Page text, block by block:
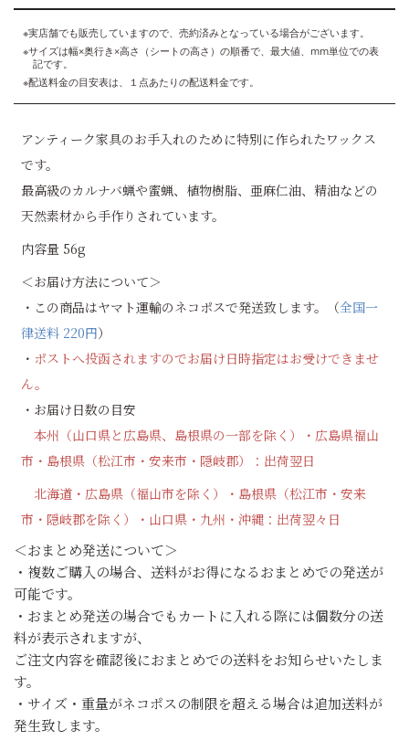
※実店舗でも販売していますので、売約済みとなっている場合がございます。
※サイズは幅×奥行き×高さ（シートの高さ）の順番で、最大値、mm単位での表
記です。
※配送料金の目安表は、１点あたりの配送料金です。
アンティーク家具のお手入れのために特別に作られたワックス
です。
最高級のカルナバ蝋や蜜蝋、植物樹脂、亜麻仁油、精油などの
天然素材から手作りされています。
内容量 56g
＜お届け方法について＞
・この商品はヤマト運輸のネコポスで発送致します。（全国一
律送料 220円）
・ ポストへ投函されますのでお届け日時指定はお受けできませ
ん。
・お届け日数の目安
本州（山口県と広島県、島根県の一部を除く）・広島県福山
市・島根県（松江市・安来市・隠岐郡）：出荷翌日
北海道・広島県（福山市を除く）・島根県（松江市・安来
市・隠岐郡を除く）・山口県・九州・沖縄：出荷翌々日
＜おまとめ発送について＞
・複数ご購入の場合、送料がお得になるおまとめでの発送が
可能です。
・おまとめ発送の場合でもカートに入れる際には個数分の送
料が表示されますが、
ご注文内容を確認後におまとめでの送料をお知らせいたしま
す。
・サイズ・重量がネコポスの制限を超える場合は追加送料が
発生致します。